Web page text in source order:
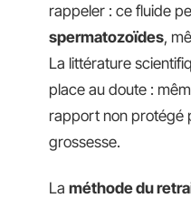
rappeler : ce fluide
spermatozoïdes,
La littérature
place au doute :
rapport non protégé
grossesse.
La méthode du